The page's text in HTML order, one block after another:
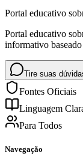
Portal educativo
Portal educativo
informativo
Tire suas
Fontes Oficiais
Linguagem
Para Todos
Navegação